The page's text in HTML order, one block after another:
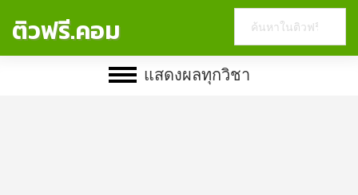
ติวฟรี.คอม
website
แสดงผลทุกวิชา